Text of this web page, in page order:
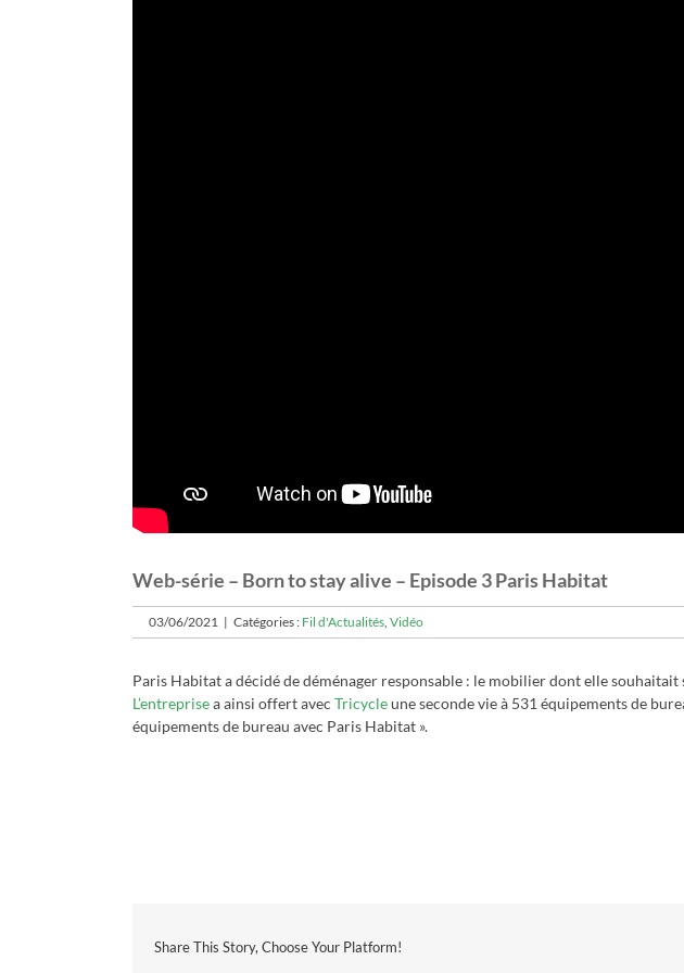
Web-série – Born to stay alive – Episode 3 Paris Habitat
03/06/2021 | Catégories : Fil d'Actualités Vidéo
Paris Habitat a décidé de déménager responsable : le mobilier dont elle
L’entreprisea ainsi offert avec Tricycleune seconde vie à 531 équipements de
équipements de bureau avec Paris Habitat ».
Share This Story, Choose Your Platform!